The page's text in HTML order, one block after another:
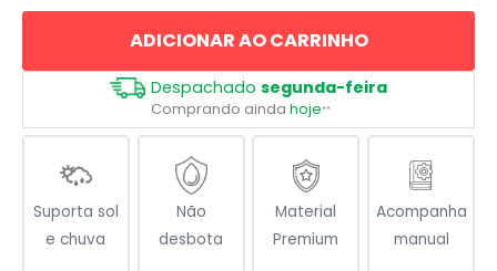
Sangue
Jesus
Poder
ADICIONAR AO CARRINHO
Despachado segunda-feira
Comprando ainda hoje**
Suporta sol
e chuva
Não
desbota
Material
Premium
Acompanha
manual